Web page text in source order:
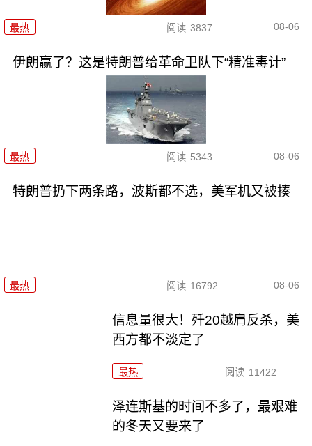
最热 阅读 3837 08-06
伊朗赢了？这是特朗普给革命卫队下“精准毒计”
最热 阅读 5343 08-06
特朗普扔下两条路，波斯都不选，美军机又被揍
最热 阅读 16792 08-06
信息量很大！歼20越肩反杀，美
西方都不淡定了
最热 阅读 11422
泽连斯基的时间不多了，最艰难
的冬天又要来了